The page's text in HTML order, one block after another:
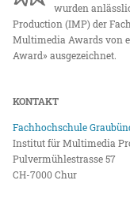
wurden
Production (IMP) der
Multimedia Awards von
Award» ausgezeichnet.
KONTAKT
Fachhochschule
Institut für Multimedia
Pulvermühlestrasse 57
CH-7000 Chur